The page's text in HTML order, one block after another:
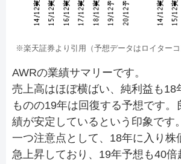
※楽天証券より引用（予想データはロイターコ
AWRの業績サマリーです。
売上高はほぼ横ばい、純利益も18
ものの19年は回復する予想です。
績が安定しているという印象です。
一つ注意点として、18年に入り株
急上昇しており、19年予想も40倍